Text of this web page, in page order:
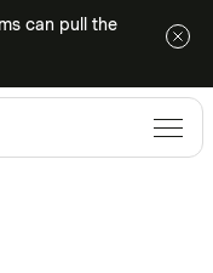
can pull the